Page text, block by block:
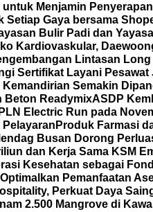
Menjamin
Setiap Gaya bersama
Bulir Padi dan
Kardiovaskular,
Lintasan
Sertifikat Layani Pesawat
Semakin
Beton ReadymixASDP
Electric Run pada
Pelayaran Produk Farmasi
Busan Dorong
dan Kerja Sama KSM
Kesehatan sebagai
Pemanfaatan
Perkuat Daya
2.500 Mangrove di